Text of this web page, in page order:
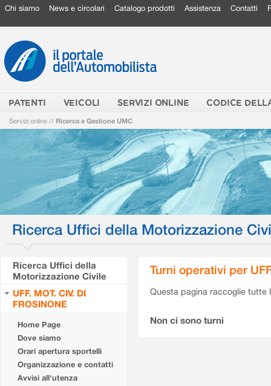
Chi siamo News e circolari Catalogo prodotti Assistenza Contatti
PATENTI VEICOLI SERVIZI ONLINE CODICE
Servizi online // Ricerca e Gestione UMC
Ricerca Uffici della Motorizzazione
Ricerca Uffici della
Motorizzazione Civile
UFF. MOT. CIV. DI
FROSINONE
Home Page
Dove siamo
Orari apertura sportelli
Organizzazione e contatti
Avvisi all'utenza
Turni operativi per
Questa pagina raccoglie tutte
Non ci sono turni